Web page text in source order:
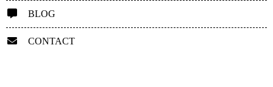
BLOG
CONTACT